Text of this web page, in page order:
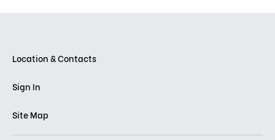
Location & Contacts
Sign In
Site Map